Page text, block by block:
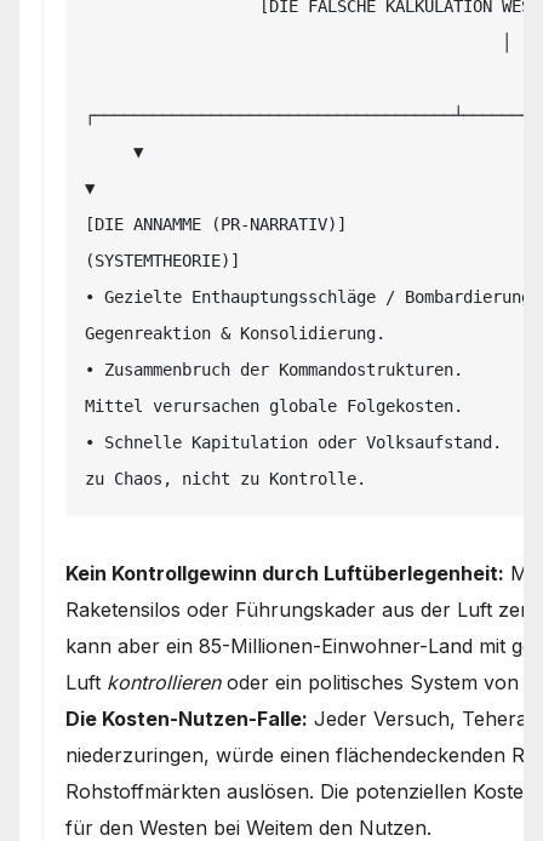
▼
[DIE ANNAMME (PR-NARRATIV)]
(SYSTEMTHEORIE)]
• Gezielte Enthauptungsschläge /
Gegenreaktion & Konsolidierung.
• Zusammenbruch der Kommandostrukturen.
Mittel verursachen globale Folgekosten.
• Schnelle Kapitulation oder
Kein Kontrollgewinn durch Luftüberlegenheit:
Raketensilos oder Führungskader aus der Luft
kann aber ein 85-Millionen-Einwohner-Land mit
Luft kontrollierenoder ein politisches System von
Die Kosten-Nutzen-Falle: Jeder Versuch,
niederzuringen, würde einen flächendeckenden
Rohstoffmärkten auslösen. Die potenziellen
für den Westen bei Weitem den Nutzen.